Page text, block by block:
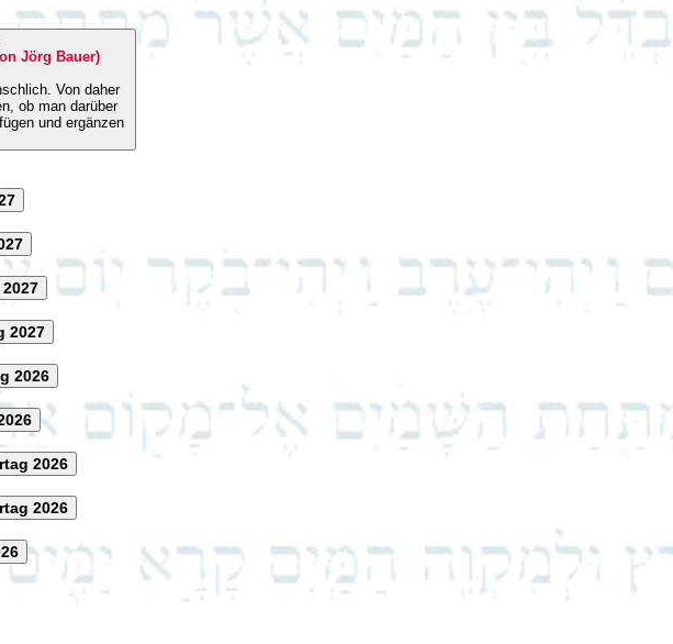
Jörg Bauer)
daher
ob man darüber
und ergänzen
2027
2026
2026
2026